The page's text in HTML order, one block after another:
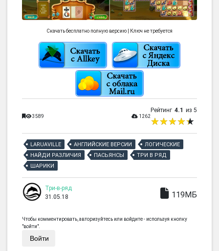
Скачать бесплатно полную версию | Ключ не требуется
3589 1262
Рейтинг 4.1 из 5
LARUAVILLE АНГЛИЙСКИЕ ВЕРСИИ
ЛОГИЧЕСКИЕ
НАЙДИ РАЗЛИЧИЯ
ПАСЬЯНСЫ
ТРИ В РЯД
ШАРИКИ
Три-в-ряд
31.05.18
119МБ
Чтобы комментировать, авторизуйтесь или войдите - используя кнопку
"войти".
Войти